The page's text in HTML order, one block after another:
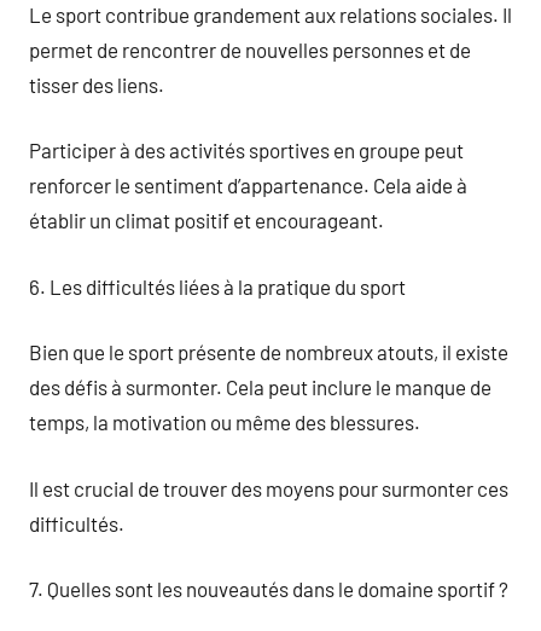
Le sport contribue grandement aux relations sociales. Il
permet de rencontrer de nouvelles personnes et de
tisser des liens.
Participer à des activités sportives en groupe peut
renforcer le sentiment d’appartenance. Cela aide à
établir un climat positif et encourageant.
6. Les difficultés liées à la pratique du sport
Bien que le sport présente de nombreux atouts, il existe
des défis à surmonter. Cela peut inclure le manque de
temps, la motivation ou même des blessures.
Il est crucial de trouver des moyens pour surmonter ces
difficultés.
7. Quelles sont les nouveautés dans le domaine sportif ?